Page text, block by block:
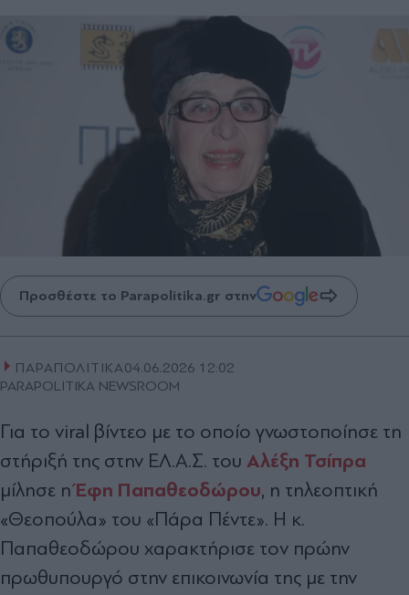
Προσθέστε το Parapolitika.gr στην
ΠΑΡΑΠΟΛΙΤΙΚΑ04.06.2026 12:02
PARAPOLITIKA NEWSROOM
Για το viral βίντεο με το οποίο γνωστοποίησε τη
στήριξή της στην ΕΛ.Α.Σ. του Αλέξη Τσίπρα
μίλησε ηΈφη Παπαθεοδώρου, η τηλεοπτική
«Θεοπούλα» του «Πάρα Πέντε». Η κ.
Παπαθεοδώρου χαρακτήρισε τον πρώην
πρωθυπουργό στην επικοινωνία της με την